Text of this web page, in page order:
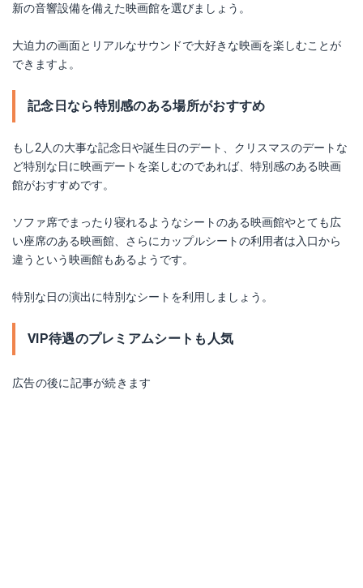
新の音響設備を備えた映画館を選びましょう。
大迫力の画面とリアルなサウンドで大好きな映画を楽しむことが
できますよ。
記念日なら特別感のある場所がおすすめ
もし2人の大事な記念日や誕生日のデート、クリスマスのデートな
ど特別な日に映画デートを楽しむのであれば、特別感のある映画
館がおすすめです。
ソファ席でまったり寝れるようなシートのある映画館やとても広
い座席のある映画館、さらにカップルシートの利用者は入口から
違うという映画館もあるようです。
特別な日の演出に特別なシートを利用しましょう。
VIP待遇のプレミアムシートも人気
広告の後に記事が続きます